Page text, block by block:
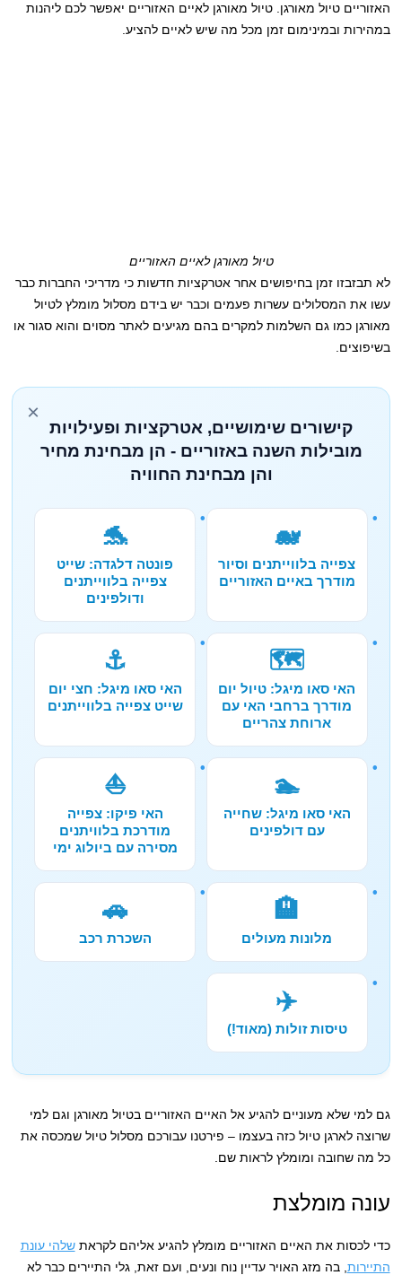
האזוריים טיול מאורגן. טיול מאורגן לאיים האזוריים יאפשר לכם ליהנות
במהירות ובמינימום זמן מכל מה שיש לאיים להציע.
טיול מאורגן לאיים האזוריים
לא תבזבזו זמן בחיפושים אחר אטרקציות חדשות כי מדריכי החברות כבר
עשו את המסלולים עשרות פעמים וכבר יש בידם מסלול מומלץ לטיול
מאורגן כמו גם השלמות למקרים בהם מגיעים לאתר מסוים והוא סגור או
בשיפוצים.
×
קישורים שימושיים, אטרקציות ופעילויות
מובילות השנה באזוריים - הן מבחינת מחיר
והן מבחינת החוויה
🐋
צפייה בלווייתנים וסיור
מודרך באיים האזוריים
🐬
פונטה דלגדה: שייט
צפייה בלווייתנים
ודולפינים
🗺️
האי סאו מיגל: טיול יום
מודרך ברחבי האי עם
ארוחת צהריים
⚓
האי סאו מיגל: חצי יום
שייט צפייה בלווייתנים
🏊
האי סאו מיגל: שחייה
עם דולפינים
⛵
האי פיקו: צפייה
מודרכת בלוויתנים
מסירה עם ביולוג ימי
🏨
מלונות מעולים
🚗
השכרת רכב
✈️
טיסות זולות (מאוד!)
גם למי שלא מעוניים להגיע אל האיים האזוריים בטיול מאורגן וגם למי
שרוצה לארגן טיול כזה בעצמו – פירטנו עבורכם מסלול טיול שמכסה את
כל מה שחובה ומומלץ לראות שם.
עונה מומלצת
כדי לכסות את האיים האזוריים מומלץ להגיע אליהם לקראתשלהי עונת
התיירות , בה מזג האויר עדיין נוח ונעים, ועם זאת, גלי התיירים כבר לא